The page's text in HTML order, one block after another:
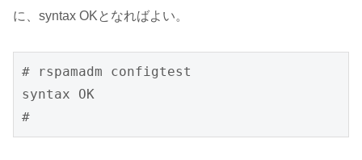
に、syntax OKとなればよい。
# rspamadm configtest
syntax OK
#